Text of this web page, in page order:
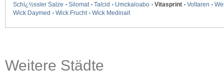
Schï¿½ssler Salze
Silomat Talcid Umckaloabo Vitasprint Voltaren
Wick Daymed
Wick Frucht Wick Medinait
Weitere Städte